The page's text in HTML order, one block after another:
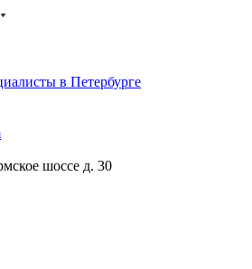
в Петербурге
шоссе д. 30